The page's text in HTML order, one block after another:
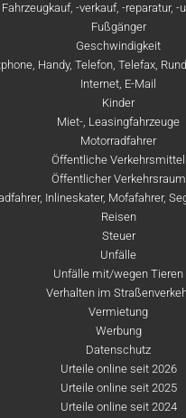
Fahrzeugkauf, -verkauf, -reparatur, -
Fußgänger
Geschwindigkeit
Handy, Telefon, Telefax,
Internet, E-Mail
Kinder
Miet-, Leasingfahrzeuge
Motorradfahrer
Öffentliche Verkehrsmittel
Öffentlicher Verkehrsraum
Inlineskater, Mofafahrer,
Reisen
Steuer
Unfälle
Unfälle mit/wegen Tieren
Verhalten im
Vermietung
Werbung
Datenschutz
Urteile online seit 2026
Urteile online seit 2025
Urteile online seit 2024